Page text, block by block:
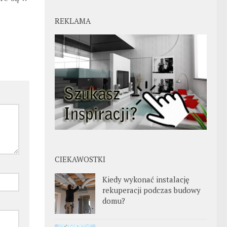
REKLAMA
CIEKAWOSTKI
Kiedy wykonać instalację
rekuperacji podczas budowy
domu?